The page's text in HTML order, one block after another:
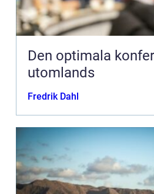
Den optimala
utomlands
Fredrik Dahl